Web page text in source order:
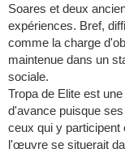
Soares et deux
expériences. Bref,
comme la charge
maintenue dans un
sociale.
Tropa de Elite est
d'avance puisque
ceux qui y participent
l'œuvre se situerait